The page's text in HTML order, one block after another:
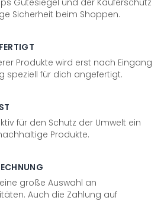
Gütesiegel und der Käuferschutz
Sicherheit beim Shoppen.
Produkte wird erst nach Eingang
speziell für dich angefertigt.
für den Schutz der Umwelt ein
Produkte.
große Auswahl an
Auch die Zahlung auf